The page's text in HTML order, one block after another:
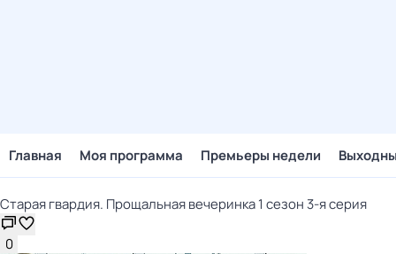
Главная Моя программа Премьеры недели
Старая гвардия. Прощальная вечеринка 1 сезон 3-я серия
0